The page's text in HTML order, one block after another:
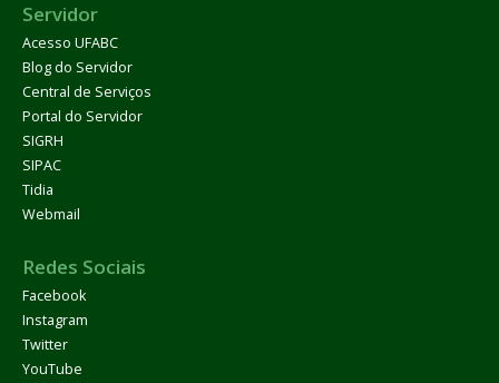
Servidor
Acesso UFABC
Blog do Servidor
Central de Serviços
Portal do Servidor
SIGRH
SIPAC
Tidia
Webmail
Redes Sociais
Facebook
Instagram
Twitter
YouTube